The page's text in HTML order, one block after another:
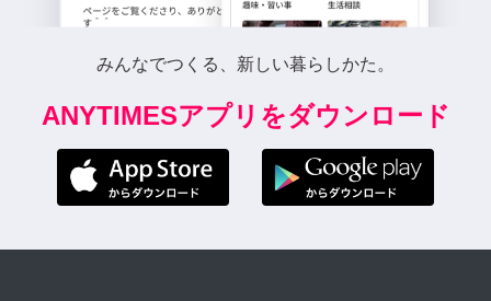
みんなでつくる、新しい暮らしかた。
ANYTIMESアプリをダウンロード